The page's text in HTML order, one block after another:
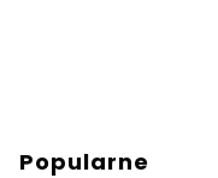
Popularne